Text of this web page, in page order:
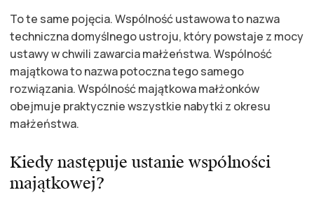
To te same pojęcia. Wspólność ustawowa to nazwa
techniczna domyślnego ustroju, który powstaje z mocy
ustawy w chwili zawarcia małżeństwa. Wspólność
majątkowa to nazwa potoczna tego samego
rozwiązania. Wspólność majątkowa małżonków
obejmuje praktycznie wszystkie nabytki z okresu
małżeństwa.
Kiedy następuje ustanie wspólności
majątkowej?